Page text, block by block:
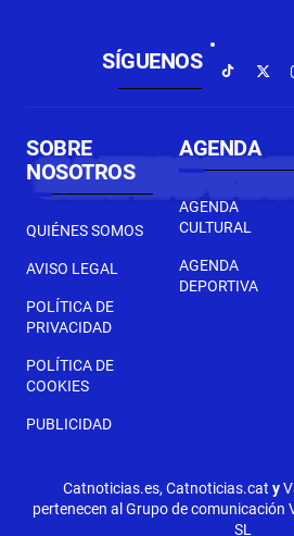
SÍGUENOS
SOBRE
NOSOTROS
QUIÉNES SOMOS
AVISO LEGAL
POLÍTICA DE
PRIVACIDAD
POLÍTICA DE
COOKIES
PUBLICIDAD
AGENDA
AGENDA
CULTURAL
AGENDA
DEPORTIVA
Catnoticias.es, Catnoticias.cat y
pertenecen al Grupo de comunicación
SL